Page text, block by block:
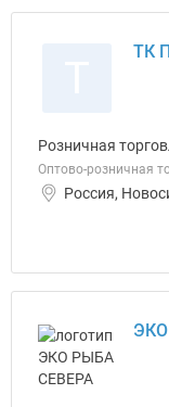
ТК
Розничная
Оптово-розничная
Россия,